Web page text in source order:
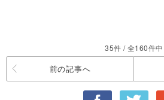
35件 / 全160件中
前の記事へ